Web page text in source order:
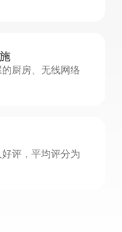
厨房、无线网络
评，平均评分为